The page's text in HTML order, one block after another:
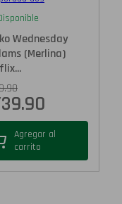
Wednesday
(Merlina)
39.90
Agregar al
carrito